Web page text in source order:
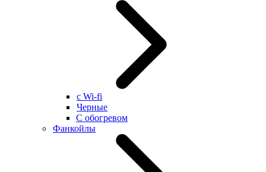
с Wi-fi
Черные
С обогревом
Фанкойлы